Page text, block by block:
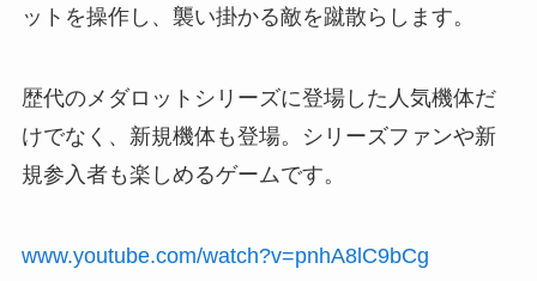
ットを操作し、襲い掛かる敵を蹴散らします。
歴代のメダロットシリーズに登場した人気機体だ
けでなく、新規機体も登場。シリーズファンや新
規参入者も楽しめるゲームです。
www.youtube.com/watch?v=pnhA8lC9bCg